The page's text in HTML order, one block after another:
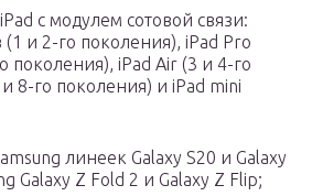
с модулем сотовой связи:
и 2-го поколения), iPad Pro
поколения), iPad Air (3 и 4-го
8-го поколения) и iPad mini
линеек Galaxy S20 и Galaxy
Galaxy Z Fold 2 и Galaxy Z Flip;